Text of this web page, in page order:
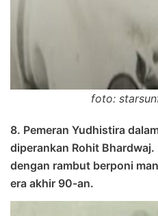
foto:
8. Pemeran Yudhistira
diperankan Rohit
dengan rambut berponi
era akhir 90-an.